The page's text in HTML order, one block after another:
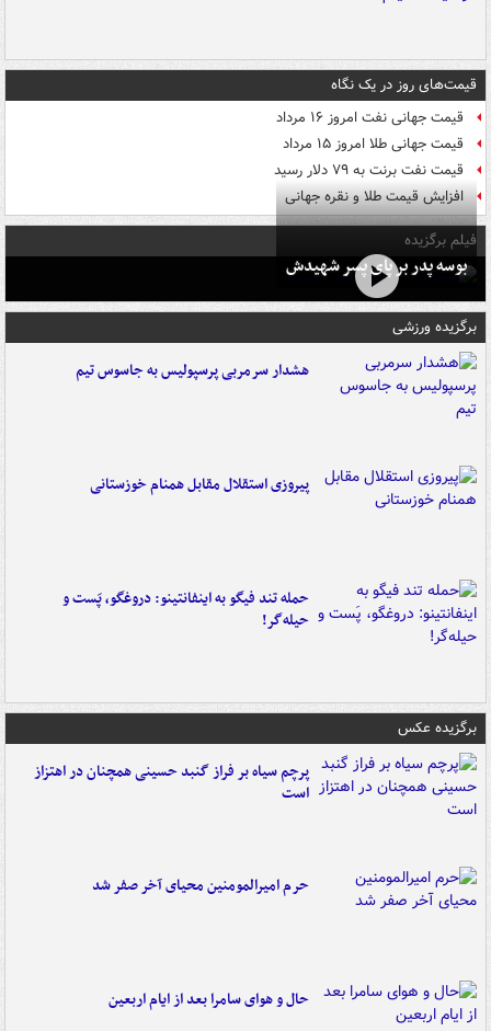
قیمت‌های روز در یک نگاه
قیمت جهانی نفت امروز ۱۶ مرداد
قیمت جهانی طلا امروز ۱۵ مرداد
قیمت نفت برنت به ۷۹ دلار رسید
افزایش قیمت طلا و نقره جهانی
فیلم برگزیده
بوسه‌ پدر بر پای پسر شهیدش
برگزیده ورزشی
هشدار سرمربی پرسپولیس به جاسوس تیم
پیروزی استقلال مقابل همنام خوزستانی
حمله تند فیگو به اینفانتینو: دروغگو، پَست‌ و
حیله‌گر!
برگزیده عکس
پرچم سیاه بر فراز گنبد حسینی همچنان در اهتزاز
است
حرم امیرالمومنین محیای آخر صفر شد
حال و هوای سامرا بعد از ایام اربعین